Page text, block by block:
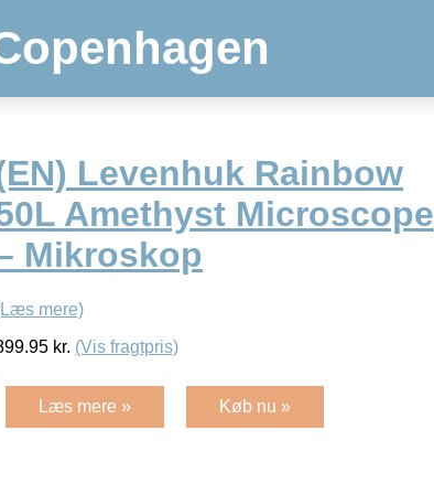
Levenhuk Rainbow
Amethyst Microscope
Mikroskop
mere)
kr. (Vis fragtpris)
Læs mere » Køb nu »